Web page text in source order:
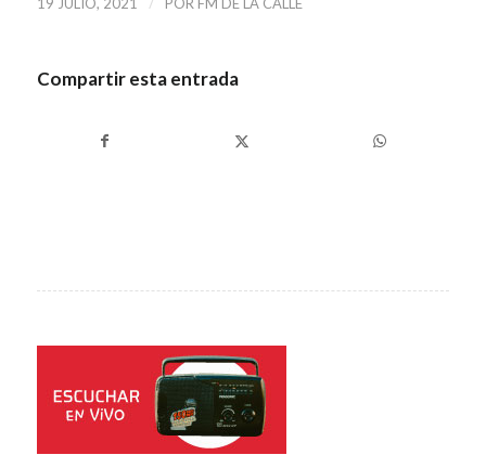
Compartir esta entrada